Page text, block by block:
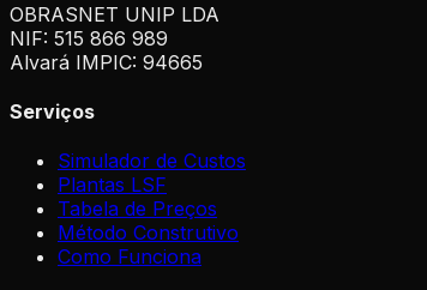
OBRASNET UNIP LDA
NIF: 515 866 989
Alvará IMPIC: 94665
Serviços
Simulador de Custos
Plantas LSF
Tabela de Preços
Método Construtivo
Como Funciona